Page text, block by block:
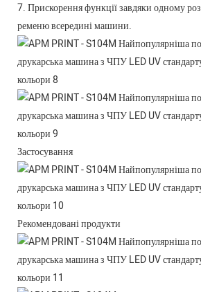
7. Прискорення функції завдяки одному
ременю всередині машини.
Застосування
Рекомендовані продукти